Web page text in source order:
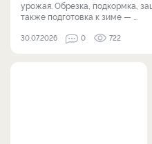
урожая. Обрезка, подкормка,
также подготовка к зиме — ...
30.07.2026 0 722